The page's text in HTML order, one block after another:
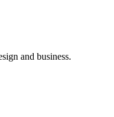
and business.